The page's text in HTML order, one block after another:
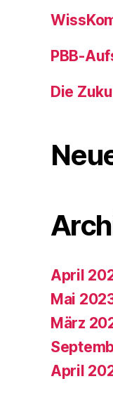
PBB-
Die
April
Mai
März
April